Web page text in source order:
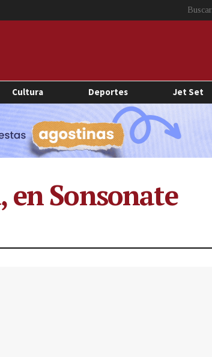
Cultura Deportes Jet Set
en Sonsonate